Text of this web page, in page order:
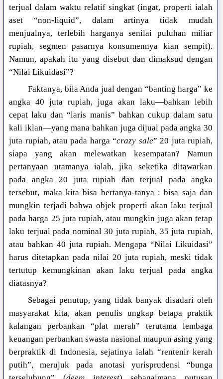
terjual dalam waktu relatif singkat (ingat, properti ialah
aset “non-liquid”, dalam artinya tidak mudah
menjualnya, terlebih harganya senilai puluhan miliar
rupiah, segmen pasarnya konsumennya kian sempit).
Namun, apakah itu yang disebut dan dimaksud dengan
“Nilai Likuidasi”?
Faktanya, bila Anda jual dengan “banting harga” ke
angka 40 juta rupiah, juga akan laku—bahkan lebih
cepat laku dan “laris manis” bahkan cukup dalam satu
kali iklan—yang mana bahkan juga dijual pada angka 30
juta rupiah, atau pada harga “crazy sale” 20 juta rupiah,
siapa yang akan melewatkan kesempatan? Namun
pertanyaan utamanya ialah, jika seketika ditawarkan
pada angka 20 juta rupiah dan terjual pada angka
tersebut, maka kita bisa bertanya-tanya : bisa saja dan
mungkin terjadi bahwa objek properti akan laku terjual
pada harga 25 juta rupiah, atau mungkin juga akan tetap
laku terjual pada nominal 30 juta rupiah, 35 juta rupiah,
atau bahkan 40 juta rupiah. Mengapa “Nilai Likuidasi”
harus ditetapkan pada nilai 20 juta rupiah, meski tidak
tertutup kemungkinan akan laku terjual pada angka
diatasnya?
Sebagai penutup, yang tidak banyak disadari oleh
masyarakat kita, akan penulis ungkap betapa praktik
kalangan perbankan “plat merah” terutama lembaga
keuangan perbankan swasta nasional maupun asing yang
berpraktik di Indonesia, sejatinya ialah “rentenir kerah
putih”, merujuk pada anotasi yurisprudensi “bunga